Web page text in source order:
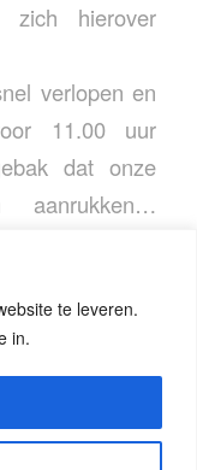
te leveren.
in.
hierover
verlopen en
11.00 uur
dat onze
aanrukken…